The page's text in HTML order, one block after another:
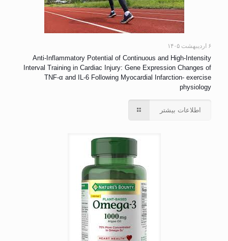
۶ اردیبهشت ۱۴۰۵
Anti-Inflammatory Potential of Continuous and High-Intensity
Interval Training in Cardiac Injury: Gene Expression Changes of
TNF-α and IL-6 Following Myocardial Infarction- exercise
physiology
اطلاعات بیشتر